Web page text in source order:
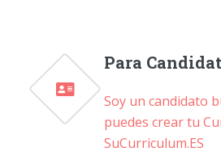
Para
Soy un candidato
puedes crear tu
SuCurriculum.ES